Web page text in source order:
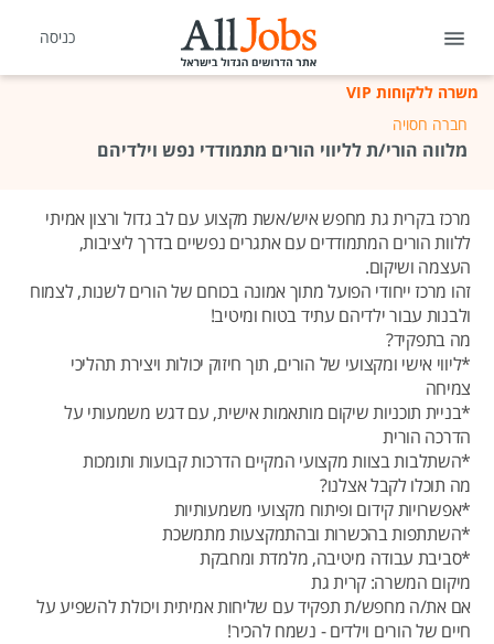
כניסה
משרה ללקוחות VIP
חברה חסויה
מלווה הורי/ת לליווי הורים מתמודדי נפש וילדיהם
מרכז בקרית גת מחפש איש/אשת מקצוע עם לב גדול ורצון אמיתי
ללוות הורים המתמודדים עם אתגרים נפשיים בדרך ליציבות,
העצמה ושיקום.
זהו מרכז ייחודי הפועל מתוך אמונה בכוחם של הורים לשנות, לצמוח
ולבנות עבור ילדיהם עתיד בטוח ומיטיב!
מה בתפקיד?
*ליווי אישי ומקצועי של הורים, תוך חיזוק יכולות ויצירת תהליכי
צמיחה
*בניית תוכניות שיקום מותאמות אישית, עם דגש משמעותי על
הדרכה הורית
*השתלבות בצוות מקצועי המקיים הדרכות קבועות ותומכות
מה תוכלו לקבל אצלנו?
*אפשרויות קידום ופיתוח מקצועי משמעותיות
*השתתפות בהכשרות ובהתמקצעות מתמשכת
*סביבת עבודה מיטיבה, מלמדת ומחבקת
מיקום המשרה: קרית גת
אם את/ה מחפש/ת תפקיד עם שליחות אמיתית ויכולת להשפיע על
חיים של הורים וילדים - נשמח להכיר!